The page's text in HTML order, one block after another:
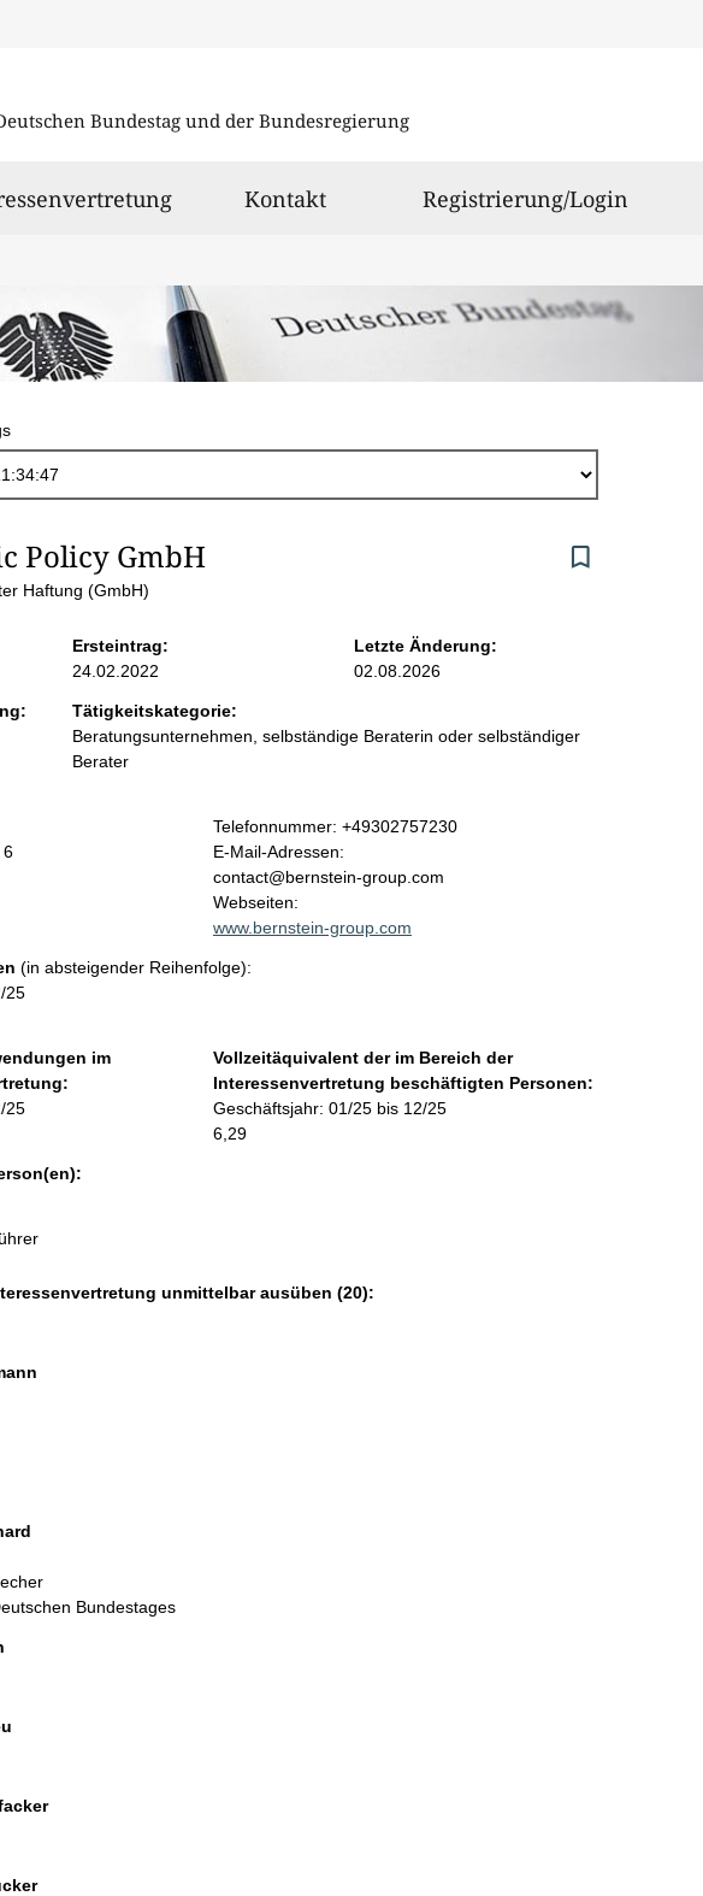
Bundestag und der Bundesregierung
Kontakt Registrierung/Login
Policy GmbH
Haftung (GmbH)
Ersteintrag:
24.02.2022
Letzte Änderung:
02.08.2026
Tätigkeitskategorie:
Beratungsunternehmen, selbständige Beraterin oder selbständiger
Berater
6
K
o
n
t
a
t
f
o
r
m
Telefonnummer: +49302757230
E-Mail-Adressen:
contact@bernstein-group.com
Webseiten:
www.bernstein-group.com
(in absteigender Reihenfolge):
25
im
25
Vollzeitäquivalent der im Bereich der
Interessenvertretung beschäftigten Personen:
Geschäftsjahr: 01/25 bis 12/25
6,29
unmittelbar ausüben (20):
Bundestages